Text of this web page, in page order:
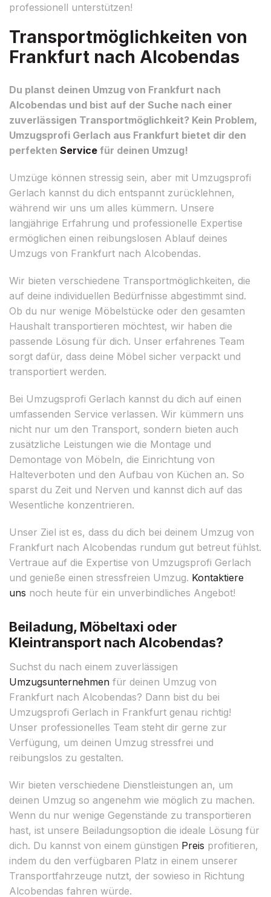
professionell unterstützen!
Transportmöglichkeiten von
Frankfurt nach Alcobendas
Du planst deinen Umzug von Frankfurt nach
Alcobendas und bist auf der Suche nach einer
zuverlässigen Transportmöglichkeit? Kein Problem,
Umzugsprofi Gerlach aus Frankfurt bietet dir den
perfekten Service für deinen Umzug!
Umzüge können stressig sein, aber mit Umzugsprofi
Gerlach kannst du dich entspannt zurücklehnen,
während wir uns um alles kümmern. Unsere
langjährige Erfahrung und professionelle Expertise
ermöglichen einen reibungslosen Ablauf deines
Umzugs von Frankfurt nach Alcobendas.
Wir bieten verschiedene Transportmöglichkeiten, die
auf deine individuellen Bedürfnisse abgestimmt sind.
Ob du nur wenige Möbelstücke oder den gesamten
Haushalt transportieren möchtest, wir haben die
passende Lösung für dich. Unser erfahrenes Team
sorgt dafür, dass deine Möbel sicher verpackt und
transportiert werden.
Bei Umzugsprofi Gerlach kannst du dich auf einen
umfassenden Service verlassen. Wir kümmern uns
nicht nur um den Transport, sondern bieten auch
zusätzliche Leistungen wie die Montage und
Demontage von Möbeln, die Einrichtung von
Halteverboten und den Aufbau von Küchen an. So
sparst du Zeit und Nerven und kannst dich auf das
Wesentliche konzentrieren.
Unser Ziel ist es, dass du dich bei deinem Umzug von
Frankfurt nach Alcobendas rundum gut betreut fühlst.
Vertraue auf die Expertise von Umzugsprofi Gerlach
und genieße einen stressfreien Umzug. Kontaktiere
uns noch heute für ein unverbindliches Angebot!
Beiladung, Möbeltaxi oder
Kleintransport nach Alcobendas?
Suchst du nach einem zuverlässigen
Umzugsunternehmen für deinen Umzug von
Frankfurt nach Alcobendas? Dann bist du bei
Umzugsprofi Gerlach in Frankfurt genau richtig!
Unser professionelles Team steht dir gerne zur
Verfügung, um deinen Umzug stressfrei und
reibungslos zu gestalten.
Wir bieten verschiedene Dienstleistungen an, um
deinen Umzug so angenehm wie möglich zu machen.
Wenn du nur wenige Gegenstände zu transportieren
hast, ist unsere Beiladungsoption die ideale Lösung für
dich. Du kannst von einem günstigen Preis profitieren,
indem du den verfügbaren Platz in einem unserer
Transportfahrzeuge nutzt, der sowieso in Richtung
Alcobendas fahren würde.